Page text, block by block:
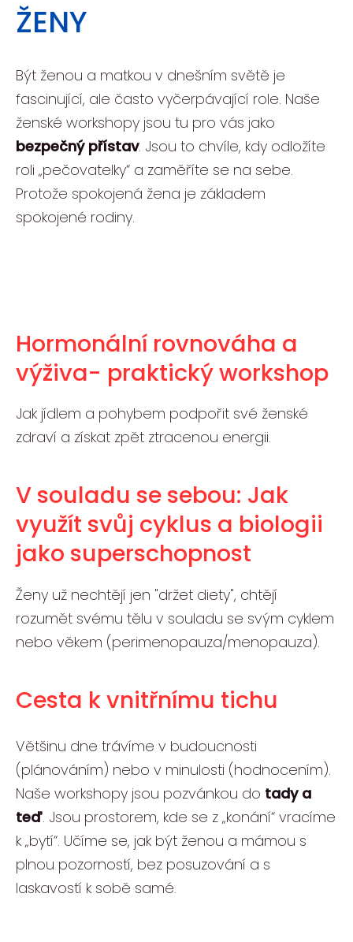
ŽENY
Být ženou a matkou v dnešním světě je
fascinující, ale často vyčerpávající role. Naše
ženské workshopy jsou tu pro vás jako
bezpečný přístav. Jsou to chvíle, kdy odložíte
roli „pečovatelky“ a zaměříte se na sebe.
Protože spokojená žena je základem
spokojené rodiny.
Hormonální rovnováha a
výživa- praktický workshop
Jak jídlem a pohybem podpořit své ženské
zdraví a získat zpět ztracenou energii.
V souladu se sebou: Jak
využít svůj cyklus a biologii
jako superschopnost
Ženy už nechtějí jen "držet diety", chtějí
rozumět svému tělu v souladu se svým cyklem
nebo věkem (perimenopauza/menopauza).
Cesta k vnitřnímu tichu
Většinu dne trávíme v budoucnosti
(plánováním) nebo v minulosti (hodnocením).
Naše workshopy jsou pozvánkou do tady a
teď. Jsou prostorem, kde se z „konání“ vracíme
k „bytí“. Učíme se, jak být ženou a mámou s
plnou pozorností, bez posuzování a s
laskavostí k sobě samé.